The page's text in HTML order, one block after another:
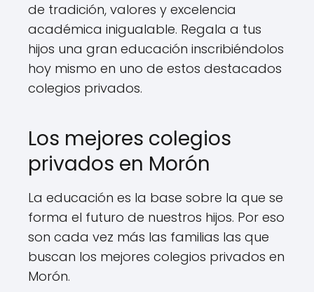
de tradición, valores y excelencia
académica inigualable. Regala a tus
hijos una gran educación inscribiéndolos
hoy mismo en uno de estos destacados
colegios privados.
Los mejores colegios
privados en Morón
La educación es la base sobre la que se
forma el futuro de nuestros hijos. Por eso
son cada vez más las familias las que
buscan los mejores colegios privados en
Morón.